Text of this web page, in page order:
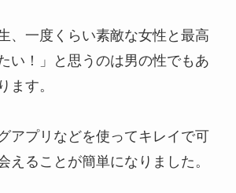
、一度くらい素敵な女性と最高
い！」と思うのは男の性でもあ
ます。
アプリなどを使ってキレイで可
えることが簡単になりました。